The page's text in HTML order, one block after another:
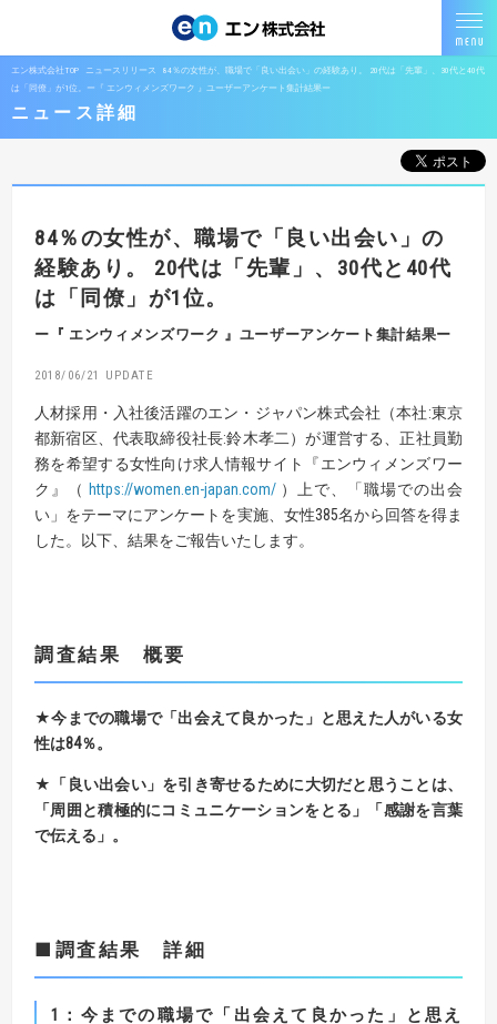
エン株式会社TOP ニュースリリース
84％の女性が、職場で「良い出会い」の経験あり。 20代は「先輩」、30代と40代
は「同僚」が1位。ー『 エンウィメンズワーク 』ユーザーアンケート集計結果ー
ニュース詳細
84％の女性が、職場で「良い出会い」の
経験あり。 20代は「先輩」、30代と40代
は「同僚」が1位。
ー『 エンウィメンズワーク 』ユーザーアンケート集計結果ー
2018/06/21
人材採用・入社後活躍のエン・ジャパン株式会社（本社:東京
都新宿区、代表取締役社長:鈴木孝二）が運営する、正社員勤
務を希望する女性向け求人情報サイト『エンウィメンズワー
ク』（ https://women.en-japan.com/ ）上で、「職場での出会
い」をテーマにアンケートを実施、女性385名から回答を得ま
した。以下、結果をご報告いたします。
調査結果 概要
★今までの職場で「出会えて良かった」と思えた人がいる女
性は84％。
★「良い出会い」を引き寄せるために大切だと思うことは、
「周囲と積極的にコミュニケーションをとる」「感謝を言葉
で伝える」。
■ 調査結果 詳細
1 ：今までの職場で「出会えて良かった」と思え